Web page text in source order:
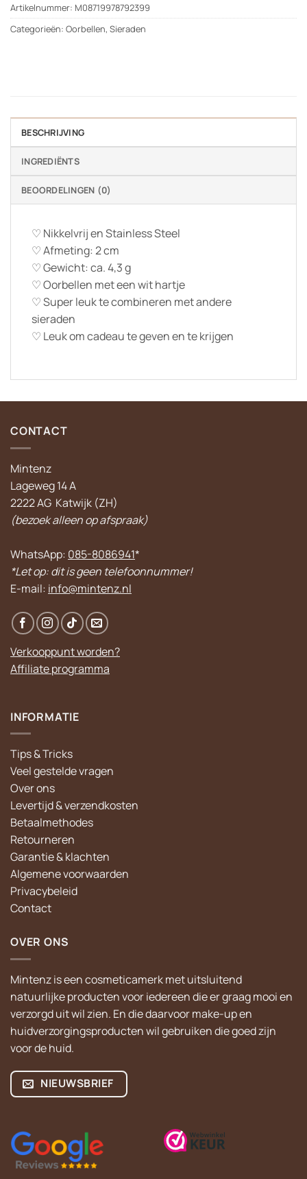
Artikelnummer: M08719978792399
Categorieën: Oorbellen, Sieraden
BESCHRIJVING
INGREDIËNTS
BEOORDELINGEN (0)
♡ Nikkelvrij en Stainless Steel
♡ Afmeting: 2 cm
♡ Gewicht: ca. 4,3 g
♡ Oorbellen met een wit hartje
♡ Super leuk te combineren met andere
sieraden
♡ Leuk om cadeau te geven en te krijgen
CONTACT
Mintenz
Lageweg 14 A
2222 AG Katwijk (ZH)
(bezoek alleen op afspraak)
WhatsApp: 085-8086941*
*Let op: dit is geen telefoonnummer!
E-mail: info@mintenz.nl
Verkooppunt worden?
Affiliate programma
INFORMATIE
Tips & Tricks
Veel gestelde vragen
Over ons
Levertijd & verzendkosten
Betaalmethodes
Retourneren
Garantie & klachten
Algemene voorwaarden
Privacybeleid
Contact
OVER ONS
Mintenz is een cosmeticamerk met uitsluitend
natuurlijke producten voor iedereen die er graag mooi en
verzorgd uit wil zien. En die daarvoor make-up en
huidverzorgingsproducten wil gebruiken die goed zijn
voor de huid.
NIEUWSBRIEF